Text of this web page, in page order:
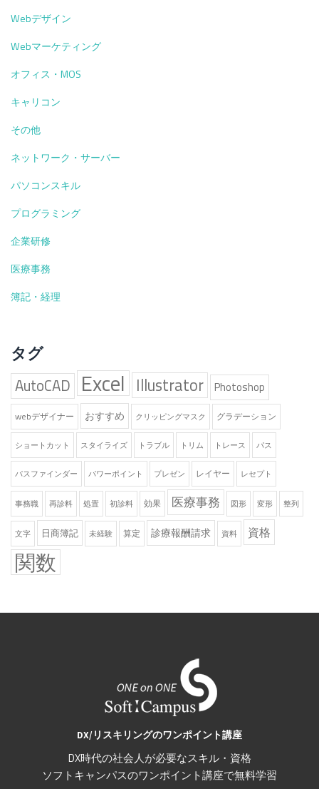
Webデザイン
Webマーケティング
オフィス・MOS
キャリコン
その他
ネットワーク・サーバー
パソコンスキル
プログラミング
企業研修
医療事務
簿記・経理
タグ
AutoCAD Excel Illustrator Photoshop
webデザイナー おすすめ クリッピングマスク グラデーション
ショートカット スタイライズ トラブル トリム トレース パス
パスファインダー パワーポイント プレゼン レイヤー レセプト
事務職 再診料 処置 初診料 効果 医療事務 図形 変形 整列
文字 日商簿記 未経験 算定 診療報酬請求 資料 資格
関数
DX/リスキリングのワンポイント講座
DX時代の社会人が必要なスキル・資格
ソフトキャンパスのワンポイント講座で無料学習